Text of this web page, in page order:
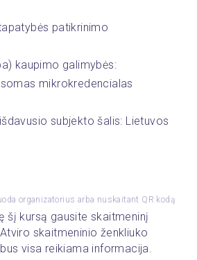
patikrinimo
kaupimo galimybės:
mikrokredencialas
subjekto šalis: Lietuvos
organizatorius arba nuskaitant QR kodą
šį kursą gausite skaitmeninį
skaitmeninio ženkliuko
visa reikiama informacija.